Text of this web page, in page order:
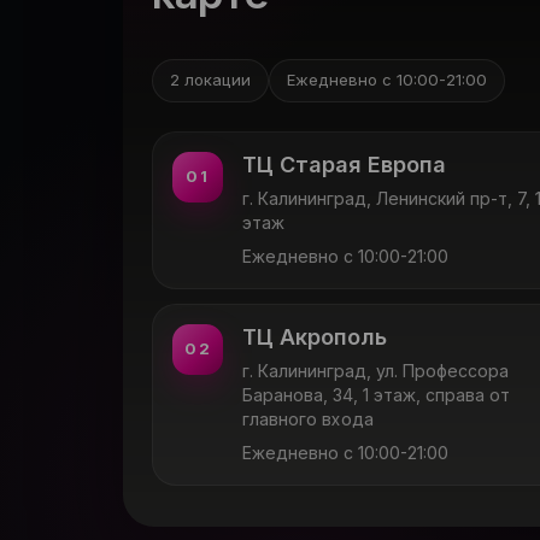
2 локации Ежедневно с 10:00-21:00
01 ТЦ Старая Европа
г. Калининград, Ленинский пр-т, 7, 1
этаж
Ежедневно с 10:00-21:00
02 ТЦ Акрополь
г. Калининград, ул. Профессора
Баранова, 34, 1 этаж, справа от
главного входа
Ежедневно с 10:00-21:00